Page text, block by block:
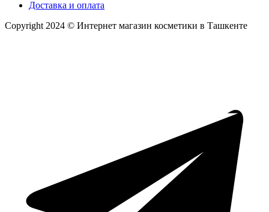
Доставка и оплата
Copyright 2024 © Интернет магазин косметики в Ташкенте